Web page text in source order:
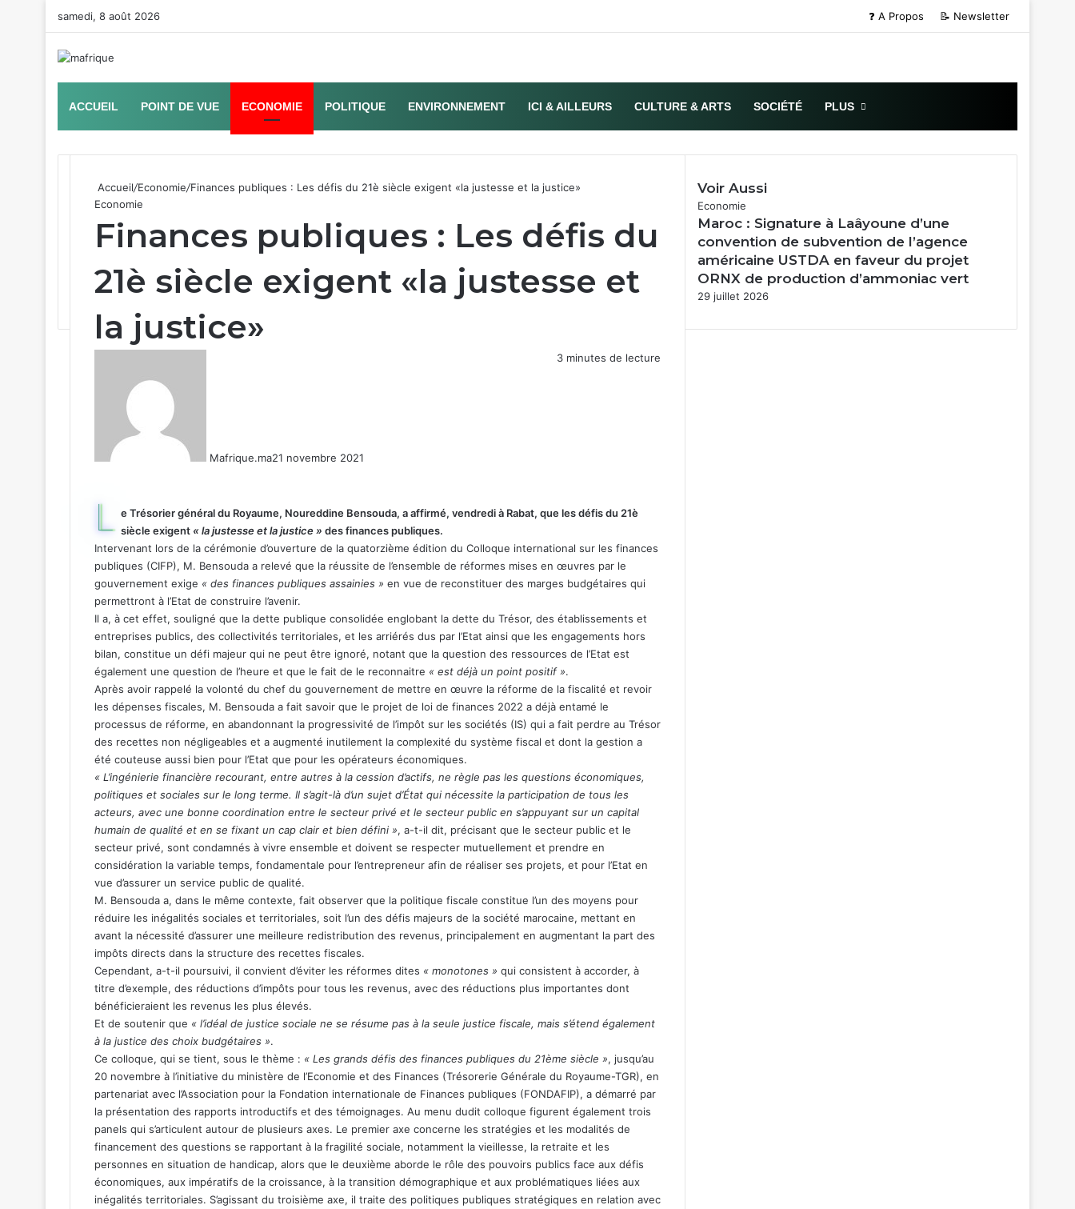
samedi, 8 août 2026 ❓ A Propos 📝 Newsletter
ACCUEIL POINT DE VUE ECONOMIE POLITIQUE ENVIRONNEMENT ICI & AILLEURS CULTURE & ARTS SOCIÉTÉ PLUS
Accueil/Economie/Finances publiques : Les défis du 21è siècle exigent «la justesse et la justice»
Economie
Finances publiques : Les défis du
21è siècle exigent «la justesse et
la justice»
Mafrique.ma21 novembre 2021
3 minutes de lecture
L e Trésorier général du Royaume, Noureddine Bensouda, a affirmé, vendredi à Rabat, que les défis du 21è
siècle exigent « la justesse et la justice » des finances publiques.
Intervenant lors de la cérémonie d’ouverture de la quatorzième édition du Colloque international sur les finances
publiques (CIFP), M. Bensouda a relevé que la réussite de l’ensemble de réformes mises en œuvres par le
gouvernement exige « des finances publiques assainies » en vue de reconstituer des marges budgétaires qui
permettront à l’Etat de construire l’avenir.
Il a, à cet effet, souligné que la dette publique consolidée englobant la dette du Trésor, des établissements et
entreprises publics, des collectivités territoriales, et les arriérés dus par l’Etat ainsi que les engagements hors
bilan, constitue un défi majeur qui ne peut être ignoré, notant que la question des ressources de l’Etat est
également une question de l’heure et que le fait de le reconnaitre « est déjà un point positif ».
Après avoir rappelé la volonté du chef du gouvernement de mettre en œuvre la réforme de la fiscalité et revoir
les dépenses fiscales, M. Bensouda a fait savoir que le projet de loi de finances 2022 a déjà entamé le
processus de réforme, en abandonnant la progressivité de l’impôt sur les sociétés (IS) qui a fait perdre au Trésor
des recettes non négligeables et a augmenté inutilement la complexité du système fiscal et dont la gestion a
été couteuse aussi bien pour l’Etat que pour les opérateurs économiques.
« L’ingénierie financière recourant, entre autres à la cession d’actifs, ne règle pas les questions économiques,
politiques et sociales sur le long terme. Il s’agit-là d’un sujet d’État qui nécessite la participation de tous les
acteurs, avec une bonne coordination entre le secteur privé et le secteur public en s’appuyant sur un capital
humain de qualité et en se fixant un cap clair et bien défini », a-t-il dit, précisant que le secteur public et le
secteur privé, sont condamnés à vivre ensemble et doivent se respecter mutuellement et prendre en
considération la variable temps, fondamentale pour l’entrepreneur afin de réaliser ses projets, et pour l’Etat en
vue d’assurer un service public de qualité.
M. Bensouda a, dans le même contexte, fait observer que la politique fiscale constitue l’un des moyens pour
réduire les inégalités sociales et territoriales, soit l’un des défis majeurs de la société marocaine, mettant en
avant la nécessité d’assurer une meilleure redistribution des revenus, principalement en augmentant la part des
impôts directs dans la structure des recettes fiscales.
Cependant, a-t-il poursuivi, il convient d’éviter les réformes dites « monotones » qui consistent à accorder, à
titre d’exemple, des réductions d’impôts pour tous les revenus, avec des réductions plus importantes dont
bénéficieraient les revenus les plus élevés.
Et de soutenir que « l’idéal de justice sociale ne se résume pas à la seule justice fiscale, mais s’étend également
à la justice des choix budgétaires ».
Ce colloque, qui se tient, sous le thème : « Les grands défis des finances publiques du 21ème siècle », jusqu’au
20 novembre à l’initiative du ministère de l’Economie et des Finances (Trésorerie Générale du Royaume-TGR), en
partenariat avec l’Association pour la Fondation internationale de Finances publiques (FONDAFIP), a démarré par
la présentation des rapports introductifs et des témoignages. Au menu dudit colloque figurent également trois
panels qui s’articulent autour de plusieurs axes. Le premier axe concerne les stratégies et les modalités de
financement des questions se rapportant à la fragilité sociale, notamment la vieillesse, la retraite et les
personnes en situation de handicap, alors que le deuxième aborde le rôle des pouvoirs publics face aux défis
économiques, aux impératifs de la croissance, à la transition démographique et aux problématiques liées aux
inégalités territoriales. S’agissant du troisième axe, il traite des politiques publiques stratégiques en relation avec
Voir Aussi
Fermer
Economie
Maroc : Signature à Laâyoune d’une
convention de subvention de l’agence
américaine USTDA en faveur du projet
ORNX de production d’ammoniac vert
29 juillet 2026